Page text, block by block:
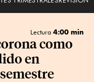
Lectura 4:00 min
como
en